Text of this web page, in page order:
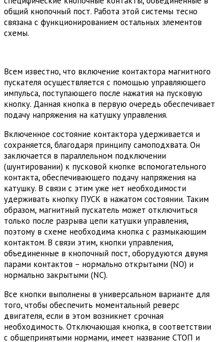
общий кнопочный пост. Работа этой системы тесно
связана с функционированием остальных элементов
схемы.
Всем известно, что включение контактора магнитного
пускателя осуществляется с помощью управляющего
импульса, поступающего после нажатия на пусковую
кнопку. Данная кнопка в первую очередь обеспечивает
подачу напряжения на катушку управления.
Включенное состояние контактора удерживается и
сохраняется, благодаря принципу самоподхвата. Он
заключается в параллельном подключении
(шунтировании) к пусковой кнопке вспомогательного
контакта, обеспечивающего подачу напряжения на
катушку. В связи с этим уже нет необходимости
удерживать кнопку ПУСК в нажатом состоянии. Таким
образом, магнитный пускатель может отключиться
только после разрыва цепи катушки управления,
поэтому в схеме необходима кнопка с размыкающим
контактом. В связи этим, кнопки управления,
объединенные в кнопочный пост, оборудуются двумя
парами контактов – нормально открытыми (NO) и
нормально закрытыми (NC).
Все кнопки выполнены в универсальном варианте для
того, чтобы обеспечить моментальный реверс
двигателя, если в этом возникнет срочная
необходимость. Отключающая кнопка, в соответствии
с общепринятыми нормами, имеет название СТОП и